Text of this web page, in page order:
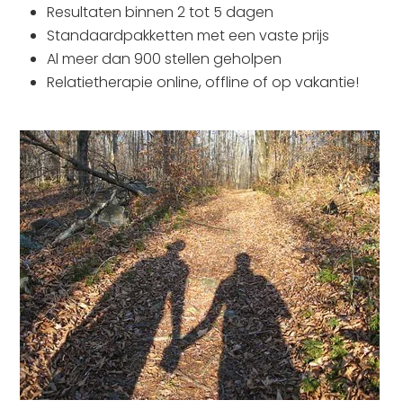
Resultaten binnen 2 tot 5 dagen
Standaardpakketten met een vaste prijs
Al meer dan 900 stellen geholpen
Relatietherapie online, offline of op vakantie!